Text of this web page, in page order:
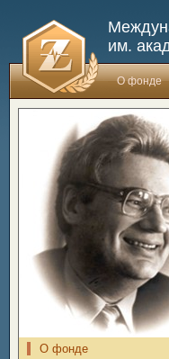
им.
О фонде
О фонде